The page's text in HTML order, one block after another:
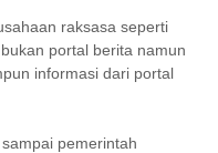
raksasa seperti
portal berita namun
informasi dari portal
pemerintah